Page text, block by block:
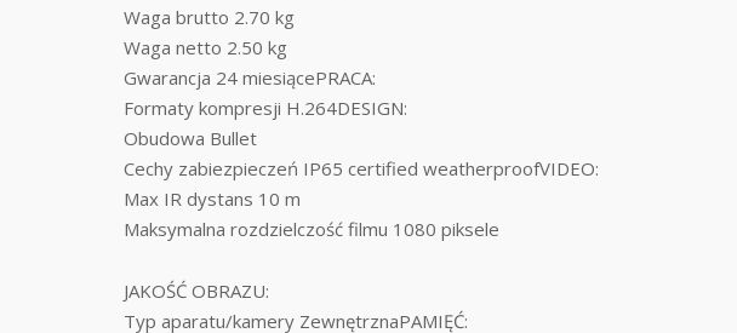
Waga brutto 2.70 kg
Waga netto 2.50 kg
Gwarancja 24 miesiącePRACA:
Formaty kompresji H.264DESIGN:
Obudowa Bullet
Cechy zabiezpieczeń IP65 certified weatherproofVIDEO:
Max IR dystans 10 m
Maksymalna rozdzielczość filmu 1080 piksele
JAKOŚĆ OBRAZU:
Typ aparatu/kamery ZewnętrznaPAMIĘĆ: